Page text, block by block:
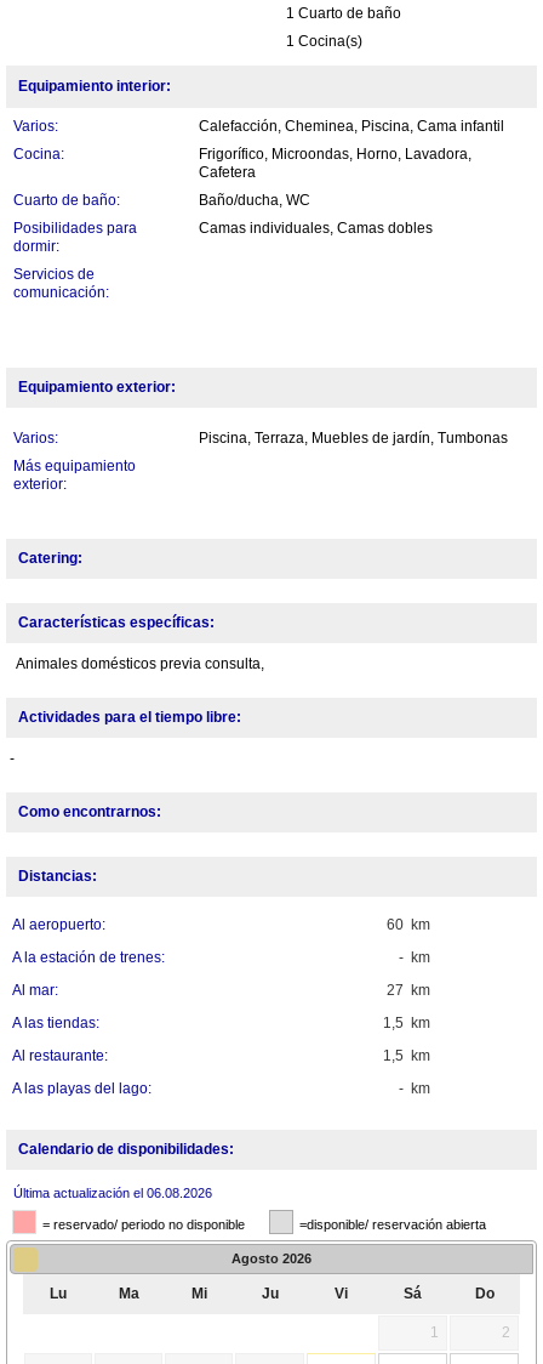
1 Cuarto de baño
1 Cocina(s)
Equipamiento interior:
Varios:
Calefacción, Cheminea, Piscina, Cama infantil
Cocina:
Frigorífico, Microondas, Horno, Lavadora,
Cafetera
Cuarto de baño:
Baño/ducha, WC
Posibilidades para
dormir:
Camas individuales, Camas dobles
Servicios de
comunicación:
Equipamiento exterior:
Varios:
Piscina, Terraza, Muebles de jardín, Tumbonas
Más equipamiento
exterior:
Catering:
Características específicas:
Animales domésticos previa consulta,
Actividades para el tiempo libre:
-
Como encontrarnos:
Distancias:
60 km
Al aeropuerto:
- km
A la estación de trenes:
27 km
Al mar:
1,5 km
A las tiendas:
1,5 km
Al restaurante:
- km
A las playas del lago:
Calendario de disponibilidades:
Última actualización el 06.08.2026
= reservado/ periodo no disponible =disponible/ reservación abierta
Agosto 2026
Lu Ma Mi Ju Vi Sá Do
1 2